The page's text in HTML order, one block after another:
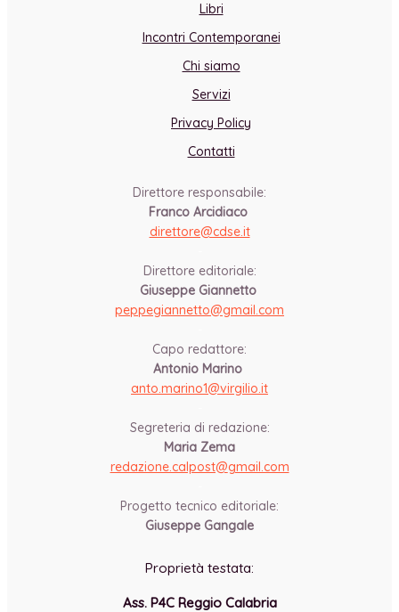
Libri
Incontri Contemporanei
Chi siamo
Servizi
Privacy Policy
Contatti
Direttore responsabile:
Franco Arcidiaco
direttore@cdse.it
Direttore editoriale:
Giuseppe Giannetto
peppegiannetto@gmail.com
Capo redattore:
Antonio Marino
anto.marino1@virgilio.it
Segreteria di redazione:
Maria Zema
redazione.calpost@gmail.com
Progetto tecnico editoriale:
Giuseppe Gangale
Proprietà testata:
Ass. P4C Reggio Calabria